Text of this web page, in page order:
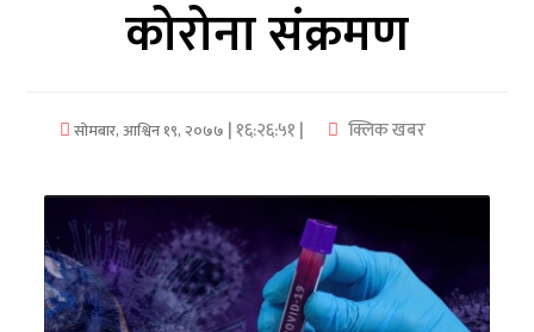
मनाेरञ्जन
विज्ञान
प्रविधि
अन्तरर्वार्ता
कोरोना संक्रमण
सोमबार, आश्विन १९, २०७७ | १६:२६:५१ | क्लिक खबर